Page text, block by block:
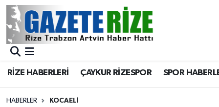
RİZE HABERLERİ ÇAYKUR RİZESPOR SPOR
HABERLER KOCAELI
BÖLGEMİZ
Asayiş
Merkez Nöbetçi Eczaneler
Merkez Trafik Yoğunluk Haritası